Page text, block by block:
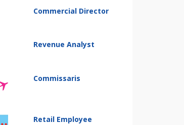
Commercial Director
Revenue Analyst
Commissaris
Retail Employee